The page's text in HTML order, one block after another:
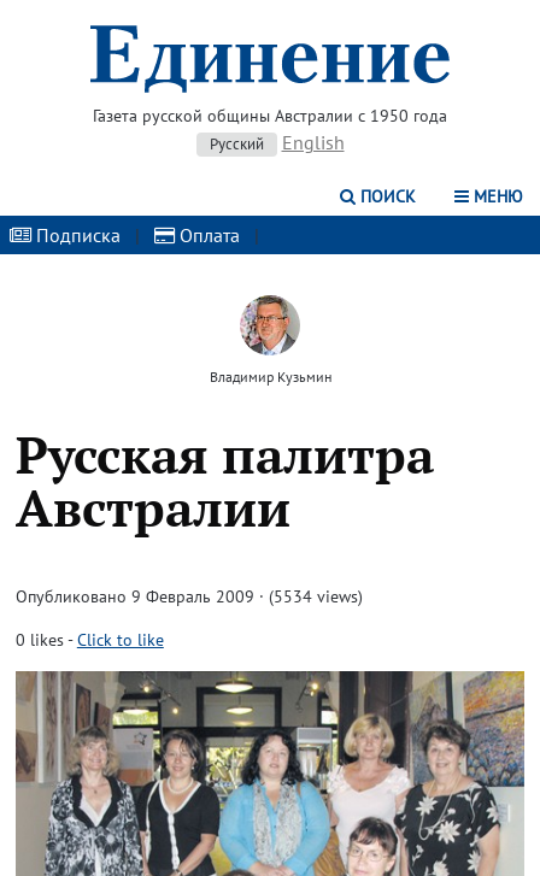
Газета русской общины Австралии с 1950 года
Русский English
ПОИСК МЕНЮ
Подписка | Оплата |
Владимир Кузьмин
Русская палитра
Австралии
Опубликовано 9 Февраль 2009 · (5534 views)
0 likes-Click to like